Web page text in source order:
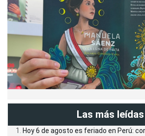
Las más leídas
Hoy 6 de agosto es feriado en Perú: